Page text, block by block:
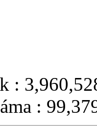
:
: